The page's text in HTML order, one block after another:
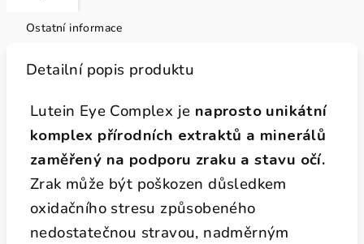
Ostatní informace
Detailní popis produktu
Lutein Eye Complex je naprosto unikátní
komplex přírodních extraktů a minerálů
zaměřený na podporu zraku a stavu očí.
Zrak může být poškozen důsledkem
oxidačního stresu způsobeného
nedostatečnou stravou, nadměrným